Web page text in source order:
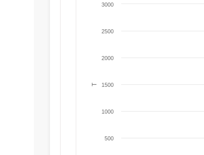
T
500
1000
1500
2000
2500
3000